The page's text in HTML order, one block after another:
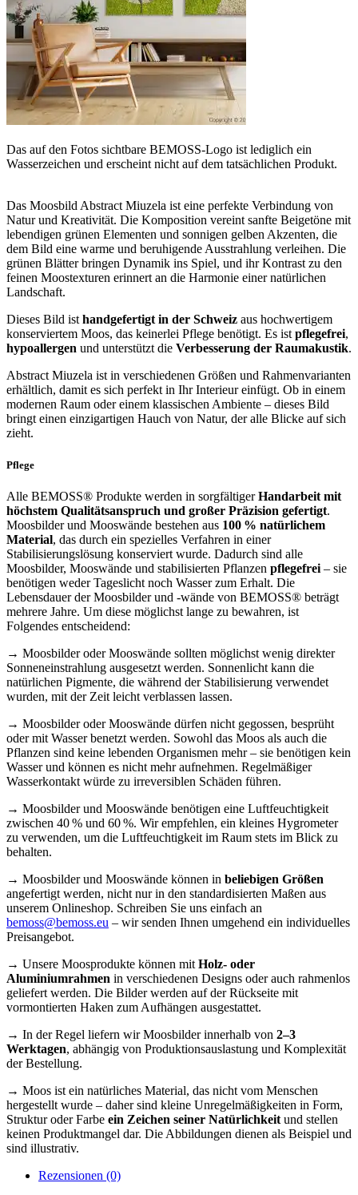
Das auf den Fotos sichtbare BEMOSS-Logo ist lediglich ein
Wasserzeichen und erscheint nicht auf dem tatsächlichen Produkt.
Das Moosbild Abstract Miuzela ist eine perfekte Verbindung von
Natur und Kreativität. Die Komposition vereint sanfte Beigetöne mit
lebendigen grünen Elementen und sonnigen gelben Akzenten, die
dem Bild eine warme und beruhigende Ausstrahlung verleihen. Die
grünen Blätter bringen Dynamik ins Spiel, und ihr Kontrast zu den
feinen Moostexturen erinnert an die Harmonie einer natürlichen
Landschaft.
Dieses Bild ist handgefertigt in der Schweiz aus hochwertigem
konserviertem Moos, das keinerlei Pflege benötigt. Es ist pflegefrei,
hypoallergen und unterstützt die Verbesserung der Raumakustik.
Abstract Miuzela ist in verschiedenen Größen und Rahmenvarianten
erhältlich, damit es sich perfekt in Ihr Interieur einfügt. Ob in einem
modernen Raum oder einem klassischen Ambiente – dieses Bild
bringt einen einzigartigen Hauch von Natur, der alle Blicke auf sich
zieht.
Pflege
Alle BEMOSS® Produkte werden in sorgfältigerHandarbeit mit
höchstem Qualitätsanspruch und großer Präzision gefertigt.
Moosbilder und Mooswände bestehen aus 100 % natürlichem
Material, das durch ein spezielles Verfahren in einer
Stabilisierungslösung konserviert wurde. Dadurch sind alle
Moosbilder, Mooswände und stabilisierten Pflanzen pflegefrei – sie
benötigen weder Tageslicht noch Wasser zum Erhalt. Die
Lebensdauer der Moosbilder und -wände von BEMOSS® beträgt
mehrere Jahre. Um diese möglichst lange zu bewahren, ist
Folgendes entscheidend:
→ Moosbilder oder Mooswände sollten möglichst wenig direkter
Sonneneinstrahlung ausgesetzt werden. Sonnenlicht kann die
natürlichen Pigmente, die während der Stabilisierung verwendet
wurden, mit der Zeit leicht verblassen lassen.
→ Moosbilder oder Mooswände dürfen nicht gegossen, besprüht
oder mit Wasser benetzt werden. Sowohl das Moos als auch die
Pflanzen sind keine lebenden Organismen mehr – sie benötigen kein
Wasser und können es nicht mehr aufnehmen. Regelmäßiger
Wasserkontakt würde zu irreversiblen Schäden führen.
→ Moosbilder und Mooswände benötigen eine Luftfeuchtigkeit
zwischen 40 % und 60 %. Wir empfehlen, ein kleines Hygrometer
zu verwenden, um die Luftfeuchtigkeit im Raum stets im Blick zu
behalten.
→ Moosbilder und Mooswände können in beliebigen Größen
angefertigt werden, nicht nur in den standardisierten Maßen aus
unserem Onlineshop. Schreiben Sie uns einfach an
bemoss@bemoss.eu – wir senden Ihnen umgehend ein individuelles
Preisangebot.
→ Unsere Moosprodukte können mit Holz- oder
Aluminiumrahmen in verschiedenen Designs oder auch rahmenlos
geliefert werden. Die Bilder werden auf der Rückseite mit
vormontierten Haken zum Aufhängen ausgestattet.
→ In der Regel liefern wir Moosbilder innerhalb von 2–3
Werktagen, abhängig von Produktionsauslastung und Komplexität
der Bestellung.
→ Moos ist ein natürliches Material, das nicht vom Menschen
hergestellt wurde – daher sind kleine Unregelmäßigkeiten in Form,
Struktur oder Farbe ein Zeichen seiner Natürlichkeit und stellen
keinen Produktmangel dar. Die Abbildungen dienen als Beispiel und
sind illustrativ.
Rezensionen (0)